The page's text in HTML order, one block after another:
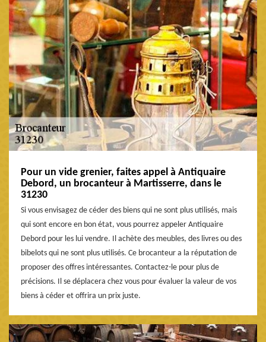
Pour un vide grenier, faites appel à Antiquaire
Debord, un brocanteur à Martisserre, dans le
31230
Si vous envisagez de céder des biens qui ne sont plus utilisés, mais
qui sont encore en bon état, vous pourrez appeler Antiquaire
Debord pour les lui vendre. Il achète des meubles, des livres ou des
bibelots qui ne sont plus utilisés. Ce brocanteur a la réputation de
proposer des offres intéressantes. Contactez-le pour plus de
précisions. Il se déplacera chez vous pour évaluer la valeur de vos
biens à céder et offrira un prix juste.